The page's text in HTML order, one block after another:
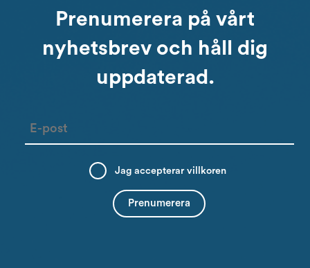
Prenumerera på vårt
nyhetsbrev och håll dig
uppdaterad.
Jag accepterarvillkoren